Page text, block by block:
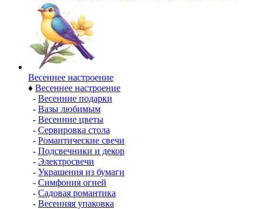
Весеннее настроение
♦ Весеннее настроение
- Весенние подарки
- Вазы любимым
- Весенние цветы
- Сервировка стола
- Романтические свечи
- Подсвечники и декор
- Электросвечи
- Украшения из бумаги
- Симфония огней
- Садовая романтика
- Весенняя упаковка